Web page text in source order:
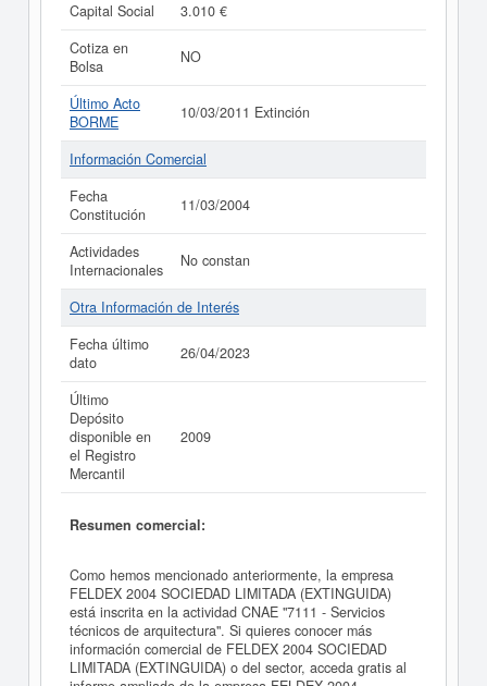
Capital Social
3.010 €
Cotiza en
Bolsa
NO
Último Acto
BORME
10/03/2011 Extinción
Información Comercial
Fecha
Constitución
11/03/2004
Actividades
Internacionales
No constan
Otra Información de Interés
Fecha último
dato
26/04/2023
Último
Depósito
disponible en
el Registro
Mercantil
2009
Resumen comercial:
Como hemos mencionado anteriormente, la empresa
FELDEX 2004 SOCIEDAD LIMITADA (EXTINGUIDA)
está inscrita en la actividad CNAE "7111 - Servicios
técnicos de arquitectura". Si quieres conocer más
información comercial de FELDEX 2004 SOCIEDAD
LIMITADA (EXTINGUIDA) o del sector, acceda gratis al